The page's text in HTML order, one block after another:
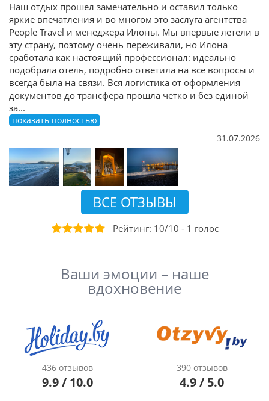
Наш отдых прошел замечательно и оставил только
яркие впечатления и во многом это заслуга агентства
People Travel и менеджера Илоны. Мы впервые летели в
эту страну, поэтому очень переживали, но Илона
сработала как настоящий профессионал: идеально
подобрала отель, подробно ответила на все вопросы и
всегда была на связи. Вся логистика от оформления
документов до трансфера прошла четко и без единой
за...
показать полностью
31.07.2026
ВСЕ ОТЗЫВЫ
Рейтинг: 10/10 - 1 голос
Ваши эмоции – наше
вдохновение
436 отзывов
9.9 / 10.0
390 отзывов
4.9 / 5.0